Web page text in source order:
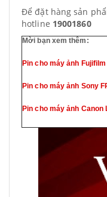
Để đặt hàng sản
hotline 19001860
Mời bạn xem thêm:
Pin cho máy ảnh
Pin cho máy ảnh Sony
Pin cho máy ảnh Canon